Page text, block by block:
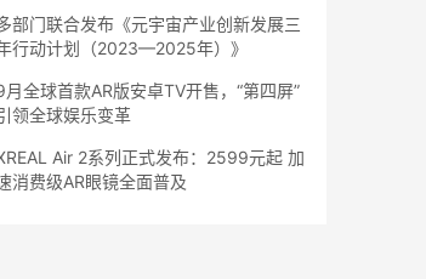
部门联合发布《元宇宙产业创新发展三
行动计划（2023—2025年）》
月全球首款AR版安卓TV开售，“第四屏”
领全球娱乐变革
Air 2系列正式发布：2599元起 加
消费级AR眼镜全面普及